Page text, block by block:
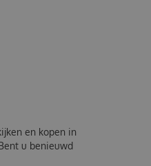
en kopen in
u benieuwd